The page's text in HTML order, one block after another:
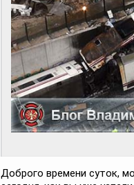
Доброго времени суток,